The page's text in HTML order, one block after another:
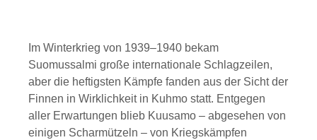
Im Winterkrieg von 1939–1940 bekam
Suomussalmi große internationale Schlagzeilen,
aber die heftigsten Kämpfe fanden aus der Sicht der
Finnen in Wirklichkeit in Kuhmo statt. Entgegen
aller Erwartungen blieb Kuusamo – abgesehen von
einigen Scharmützeln – von Kriegskämpfen